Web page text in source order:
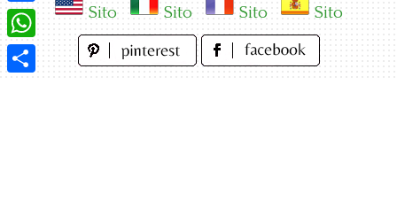
Sito Sito Sito Sito
Facebook
WhatsApp